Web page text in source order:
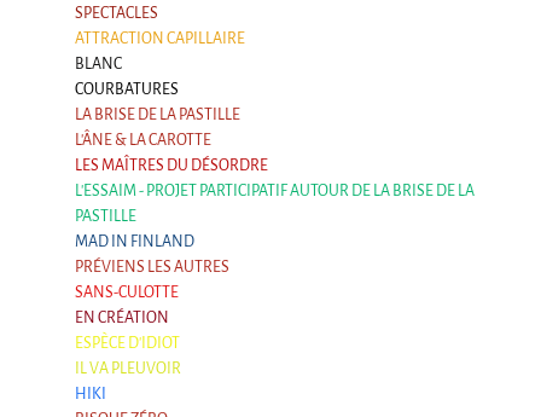
MORDICUS (titre provisoire)
En souvenir
Risque ZérO
BOI
Capilotractées
Marathon
C'est quand qu'on va où !?
Roue de la Mort
Sur le Chemin de la Route
SPECTACLES
ATTRACTION CAPILLAIRE
BLANC
COURBATURES
LA BRISE DE LA PASTILLE
L'ÂNE & LA CAROTTE
LES MAÎTRES DU DÉSORDRE
L'ESSAIM - PROJET PARTICIPATIF AUTOUR DE LA BRISE DE LA
PASTILLE
MAD IN FINLAND
PRÉVIENS LES AUTRES
SANS-CULOTTE
EN CRÉATION
ESPÈCE D'IDIOT
IL VA PLEUVOIR
HIKI